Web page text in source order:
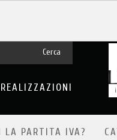
Cerca
REALIZZAZIONI
LA PARTITA IVA?